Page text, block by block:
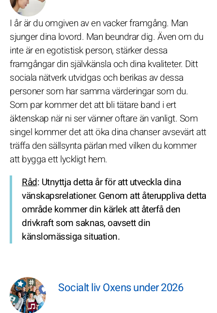
I år är du omgiven av en vacker framgång. Man
sjunger dina lovord. Man beundrar dig. Även om du
inte är en egotistisk person, stärker dessa
framgångar din självkänsla och dina kvaliteter. Ditt
sociala nätverk utvidgas och berikas av dessa
personer som har samma värderingar som du.
Som par kommer det att bli tätare band i ert
äktenskap när ni ser vänner oftare än vanligt. Som
singel kommer det att öka dina chanser avsevärt att
träffa den sällsynta pärlan med vilken du kommer
att bygga ett lyckligt hem.
Råd: Utnyttja detta år för att utveckla dina
vänskapsrelationer. Genom att återuppliva detta
område kommer din kärlek att återfå den
drivkraft som saknas, oavsett din
känslomässiga situation.
Socialt liv Oxens under 2026